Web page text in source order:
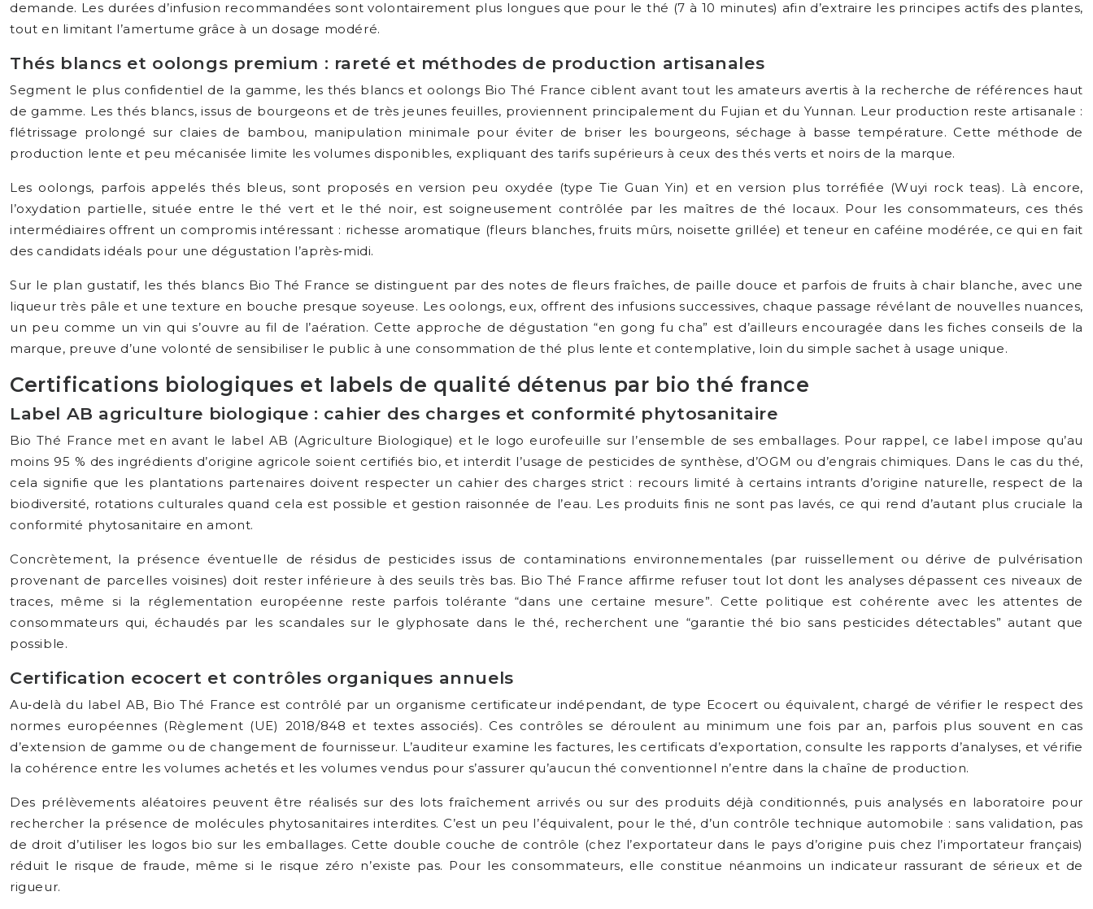
demande. Les durées d’infusion recommandées sont volontairement plus longues que pour le thé (7 à 10 minutes) afin d’extraire les principes actifs des plantes,
tout en limitant l’amertume grâce à un dosage modéré.
Thés blancs et oolongs premium : rareté et méthodes de production artisanales
Segment le plus confidentiel de la gamme, les thés blancs et oolongs Bio Thé France ciblent avant tout les amateurs avertis à la recherche de références haut
de gamme. Les thés blancs, issus de bourgeons et de très jeunes feuilles, proviennent principalement du Fujian et du Yunnan. Leur production reste artisanale :
flétrissage prolongé sur claies de bambou, manipulation minimale pour éviter de briser les bourgeons, séchage à basse température. Cette méthode de
production lente et peu mécanisée limite les volumes disponibles, expliquant des tarifs supérieurs à ceux des thés verts et noirs de la marque.
Les oolongs, parfois appelés thés bleus, sont proposés en version peu oxydée (type Tie Guan Yin) et en version plus torréfiée (Wuyi rock teas). Là encore,
l’oxydation partielle, située entre le thé vert et le thé noir, est soigneusement contrôlée par les maîtres de thé locaux. Pour les consommateurs, ces thés
intermédiaires offrent un compromis intéressant : richesse aromatique (fleurs blanches, fruits mûrs, noisette grillée) et teneur en caféine modérée, ce qui en fait
des candidats idéals pour une dégustation l’après‑midi.
Sur le plan gustatif, les thés blancs Bio Thé France se distinguent par des notes de fleurs fraîches, de paille douce et parfois de fruits à chair blanche, avec une
liqueur très pâle et une texture en bouche presque soyeuse. Les oolongs, eux, offrent des infusions successives, chaque passage révélant de nouvelles nuances,
un peu comme un vin qui s’ouvre au fil de l’aération. Cette approche de dégustation “en gong fu cha” est d’ailleurs encouragée dans les fiches conseils de la
marque, preuve d’une volonté de sensibiliser le public à une consommation de thé plus lente et contemplative, loin du simple sachet à usage unique.
Certifications biologiques et labels de qualité détenus par bio thé france
Label AB agriculture biologique : cahier des charges et conformité phytosanitaire
Bio Thé France met en avant le label AB (Agriculture Biologique) et le logo eurofeuille sur l’ensemble de ses emballages. Pour rappel, ce label impose qu’au
moins 95 % des ingrédients d’origine agricole soient certifiés bio, et interdit l’usage de pesticides de synthèse, d’OGM ou d’engrais chimiques. Dans le cas du thé,
cela signifie que les plantations partenaires doivent respecter un cahier des charges strict : recours limité à certains intrants d’origine naturelle, respect de la
biodiversité, rotations culturales quand cela est possible et gestion raisonnée de l’eau. Les produits finis ne sont pas lavés, ce qui rend d’autant plus cruciale la
conformité phytosanitaire en amont.
Concrètement, la présence éventuelle de résidus de pesticides issus de contaminations environnementales (par ruissellement ou dérive de pulvérisation
provenant de parcelles voisines) doit rester inférieure à des seuils très bas. Bio Thé France affirme refuser tout lot dont les analyses dépassent ces niveaux de
traces, même si la réglementation européenne reste parfois tolérante “dans une certaine mesure”. Cette politique est cohérente avec les attentes de
consommateurs qui, échaudés par les scandales sur le glyphosate dans le thé, recherchent une “garantie thé bio sans pesticides détectables” autant que
possible.
Certification ecocert et contrôles organiques annuels
Au‑delà du label AB, Bio Thé France est contrôlé par un organisme certificateur indépendant, de type Ecocert ou équivalent, chargé de vérifier le respect des
normes européennes (Règlement (UE) 2018/848 et textes associés). Ces contrôles se déroulent au minimum une fois par an, parfois plus souvent en cas
d’extension de gamme ou de changement de fournisseur. L’auditeur examine les factures, les certificats d’exportation, consulte les rapports d’analyses, et vérifie
la cohérence entre les volumes achetés et les volumes vendus pour s’assurer qu’aucun thé conventionnel n’entre dans la chaîne de production.
Des prélèvements aléatoires peuvent être réalisés sur des lots fraîchement arrivés ou sur des produits déjà conditionnés, puis analysés en laboratoire pour
rechercher la présence de molécules phytosanitaires interdites. C’est un peu l’équivalent, pour le thé, d’un contrôle technique automobile : sans validation, pas
de droit d’utiliser les logos bio sur les emballages. Cette double couche de contrôle (chez l’exportateur dans le pays d’origine puis chez l’importateur français)
réduit le risque de fraude, même si le risque zéro n’existe pas. Pour les consommateurs, elle constitue néanmoins un indicateur rassurant de sérieux et de
rigueur.